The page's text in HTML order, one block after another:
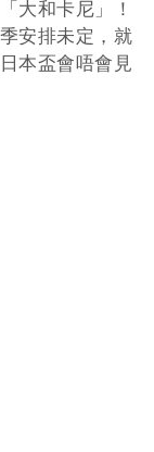
大和卡尼」！
安排未定，就
本盃會唔會見